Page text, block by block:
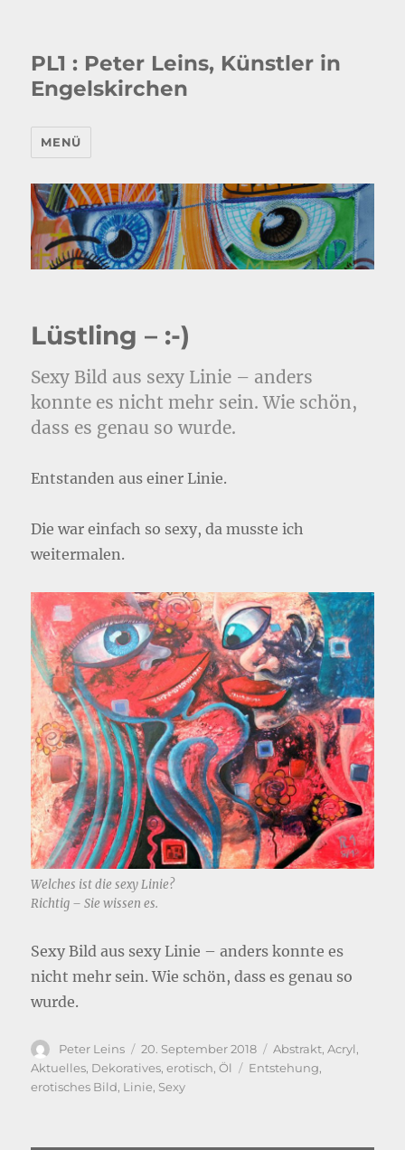
PL1 : Peter Leins, Künstler in
Engelskirchen
MENÜ
Lüstling – :-)
Sexy Bild aus sexy Linie – anders
konnte es nicht mehr sein. Wie schön,
dass es genau so wurde.
Entstanden aus einer Linie.
Die war einfach so sexy, da musste ich
weitermalen.
Welches ist die sexy Linie?
Richtig – Sie wissen es.
Sexy Bild aus sexy Linie – anders konnte es
nicht mehr sein. Wie schön, dass es genau so
wurde.
Autor
Peter Leins
Veröffentlicht
am
20. September 2018 Kategorien
Abstrakt,Acryl,
Aktuelles, Dekoratives,erotisch,Öl Schlagwörter
Entstehung,
erotisches Bild, Linie, Sexy